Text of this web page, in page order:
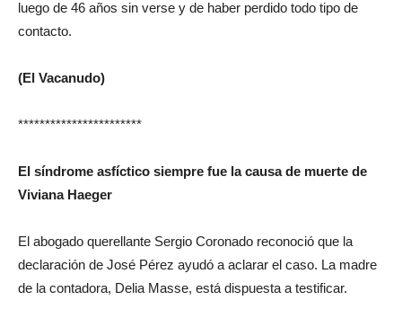
luego de 46 años sin verse y de haber perdido todo tipo de
contacto.
(El Vacanudo)
***********************
El síndrome asfíctico siempre fue la causa de muerte de
Viviana Haeger
El abogado querellante Sergio Coronado reconoció que la
declaración de José Pérez ayudó a aclarar el caso. La madre
de la contadora, Delia Masse, está dispuesta a testificar.